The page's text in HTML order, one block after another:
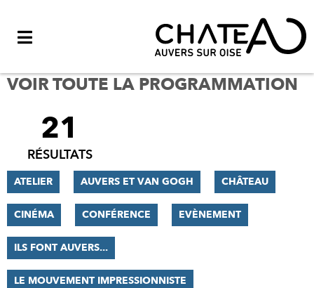
VOIR TOUTE LA PROGRAMMATION
FILTRER
RÉSULTATS
21
RÉSULTATS
ATELIER AUVERS ET VAN GOGH CHÂTEAU
CINÉMA CONFÉRENCE EVÈNEMENT
ILS FONT AUVERS...
LE MOUVEMENT IMPRESSIONNISTE